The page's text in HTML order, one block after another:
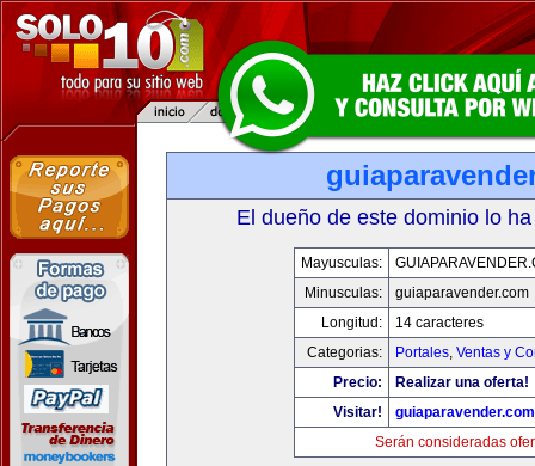
El dueño de este dominio lo
Mayusculas:
Minusculas:
guiaparavender.com
Longitud:
14 caracteres
Categorias:
Portales, Ventas y
Precio:
Realizar una oferta!
Visitar!
guiaparavender.com
Serán consideradas